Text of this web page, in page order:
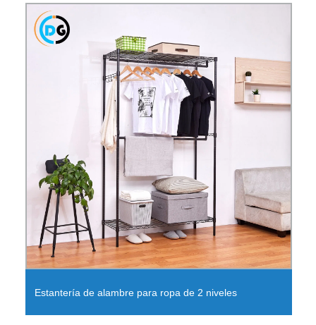
Estantería de jaula de almacenamiento de
contenedores de malla de alambre soldado /